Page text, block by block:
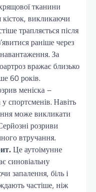
тканини
кісток, викликаючи
трапляється після
раніше через
За
вражає близько
60 років.
меніска –
спортсменів. Навіть
може викликати
розриви
втручання.
Це аутоімунне
синовіальну
запалення, біль і
частіше, ніж